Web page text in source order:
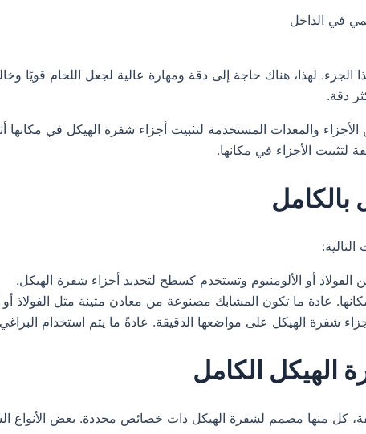
لهذا، هناك حاجة إلى دقة ومهارة عالية لجعل اللحام قويًا
دقة.
والمعدات المستخدمة لتثبيت أجزاء شفرة الهيكل في مكانها
لتثبيت الأجزاء في مكانها.
أو الألومنيوم وتستخدم كسطح لتحديد أجزاء شفرة الهيكل.
عادة ما تكون المشابك مصنوعة من معادن متينة مثل الفولاذ أو
شفرة الهيكل على مواضعها الدقيقة. عادةً ما يتم استخدام
الهيكل الكامل
كل منها مصمم لشفرة الهيكل ذات خصائص محددة. بعض الأنواع